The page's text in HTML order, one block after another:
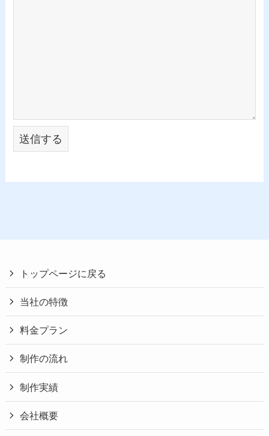
トップページに戻る
当社の特徴
料金プラン
制作の流れ
制作実績
会社概要